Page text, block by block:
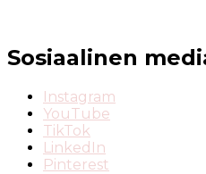
Sosiaalinen
Instagram
YouTube
TikTok
LinkedIn
Pinterest